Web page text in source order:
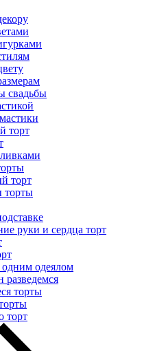
свадьбы
торт
торт
торты
руки и сердца торт
одеялом
разведемся
торты
торт